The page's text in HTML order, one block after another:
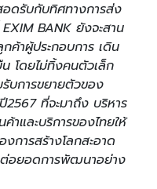
ดรับกับทิศทางการส่ง
BANK ยังจะสาน
าผู้ประกอบการ เดิน
โดยไม่ทิ้งคนตัวเล็ก
บการขยายตัวของ
2567 ที่จะมาถึง บริหาร
าและบริการของไทยให้
การสร้างโลกสะอาด
ต่อยอดการพัฒนาอย่าง